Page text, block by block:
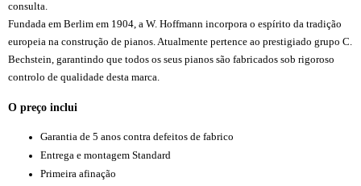
consulta.
Fundada em Berlim em 1904, a W. Hoffmann incorpora o espírito da tradição
europeia na construção de pianos. Atualmente pertence ao prestigiado grupo C.
Bechstein, garantindo que todos os seus pianos são fabricados sob rigoroso
controlo de qualidade desta marca.
O preço inclui
Garantia de 5 anos contra defeitos de fabrico
Entrega e montagem Standard
Primeira afinação